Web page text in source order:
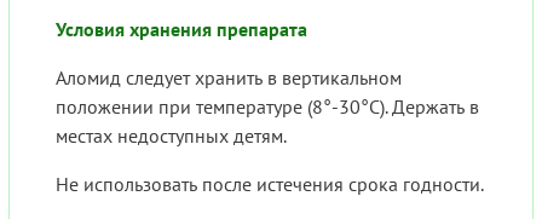
Условия хранения препарата
Аломид следует хранить в вертикальном
положении при температуре (8°-30°С). Держать в
местах недоступных детям.
Не использовать после истечения срока годности.